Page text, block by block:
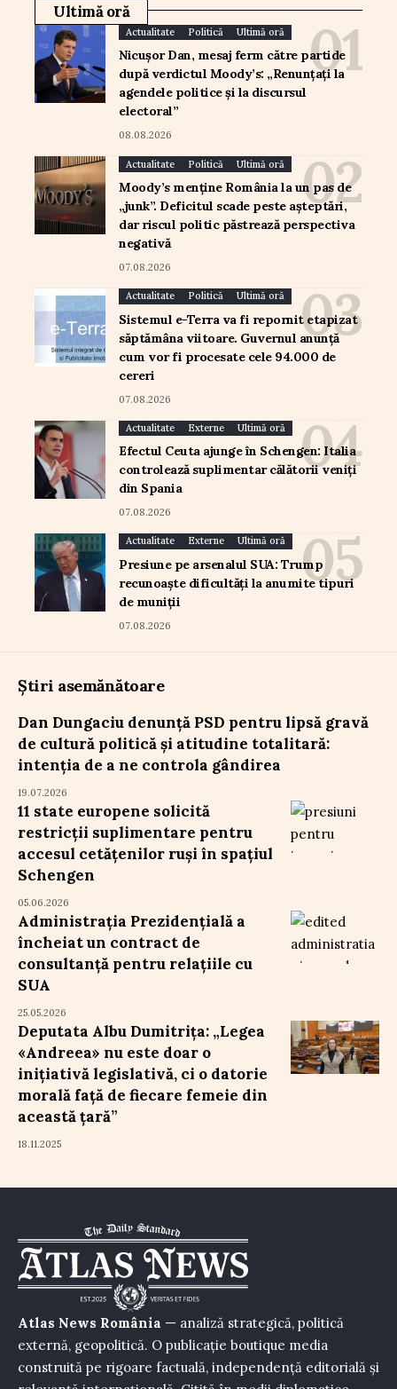
Ultimă oră
Actualitate Politică Ultimă oră
Nicușor Dan, mesaj ferm către partide
după verdictul Moody’s: „Renunțați la
agendele politice și la discursul
electoral”
08.08.2026
Actualitate Politică Ultimă oră
Moody’s menține România la un pas de
„junk”. Deficitul scade peste așteptări,
dar riscul politic păstrează perspectiva
negativă
07.08.2026
Actualitate Politică Ultimă oră
Sistemul e-Terra va fi repornit etapizat
săptămâna viitoare. Guvernul anunță
cum vor fi procesate cele 94.000 de
cereri
07.08.2026
Actualitate Externe Ultimă oră
Efectul Ceuta ajunge în Schengen: Italia
controlează suplimentar călătorii veniți
din Spania
07.08.2026
Actualitate Externe Ultimă oră
Presiune pe arsenalul SUA: Trump
recunoaște dificultăți la anumite tipuri
de muniții
07.08.2026
Știri asemănătoare
Dan Dungaciu denunță PSD pentru lipsă gravă
de cultură politică și atitudine totalitară:
intenția de a ne controla gândirea
19.07.2026
11 state europene solicită
restricții suplimentare pentru
accesul cetățenilor ruși în spațiul
Schengen
05.06.2026
Administrația Prezidențială a
încheiat un contract de
consultanță pentru relațiile cu
SUA
25.05.2026
Deputata Albu Dumitrița: „Legea
«Andreea» nu este doar o
inițiativă legislativă, ci o datorie
morală față de fiecare femeie din
această țară”
18.11.2025
Atlas News România — analiză strategică, politică
externă, geopolitică. O publicație boutique media
construită pe rigoare factuală, independență editorială și